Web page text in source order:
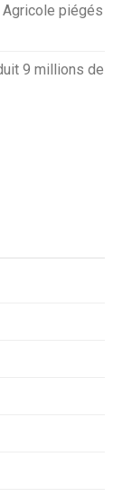
piégés
9 millions de